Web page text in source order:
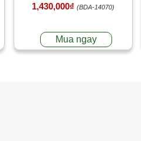
1,430,000₫ (BDA-14070)
Mua ngay